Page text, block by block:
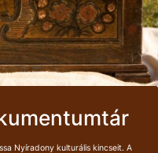
Nyíradony kulturális kincseit. A